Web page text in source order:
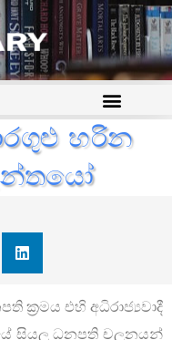
හරින
ක්‍රමය එහි අධිරාජ්‍යවාදී
සියලූ ධනපති චලනයන්